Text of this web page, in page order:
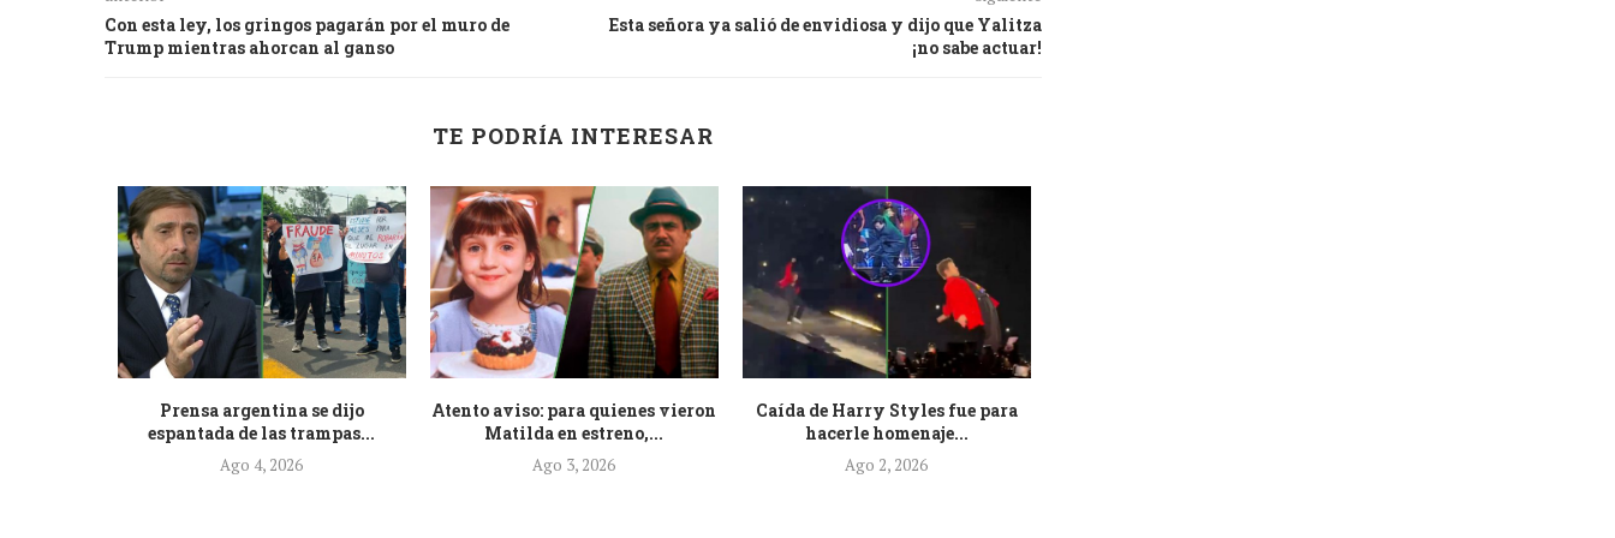
Con esta ley, los gringos pagarán por el muro de
Trump mientras ahorcan al ganso
Esta señora ya salió de envidiosa y dijo que Yalitza
¡no sabe actuar!
TE PODRÍA INTERESAR
Prensa argentina se dijo
espantada de las trampas...
Ago 4, 2026
Atento aviso: para quienes vieron
Matilda en estreno,...
Ago 3, 2026
Caída de Harry Styles fue para
hacerle homenaje...
Ago 2, 2026